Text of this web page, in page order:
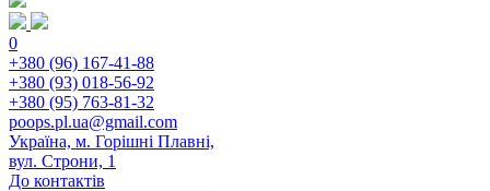
0
+380 (96) 167-41-88
+380 (93) 018-56-92
+380 (95) 763-81-32
poops.pl.ua@gmail.com
Україна, м. Горішні Плавні,
вул. Строни, 1
До контактів